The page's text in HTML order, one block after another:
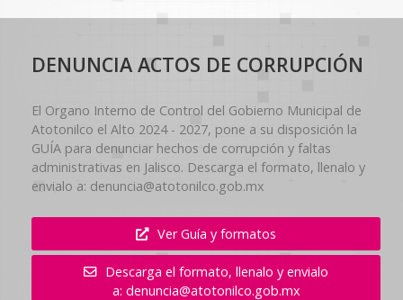
DENUNCIA ACTOS DE CORRUPCIÓN
El Organo Interno de Control del Gobierno Municipal de
Atotonilco el Alto 2024 - 2027, pone a su disposición la
GUÍA para denunciar hechos de corrupción y faltas
administrativas en Jalisco. Descarga el formato, llenalo y
envialo a: denuncia@atotonilco.gob.mx
Ver Guía y formatos
Descarga el formato, llenalo y envialo
a: denuncia@atotonilco.gob.mx